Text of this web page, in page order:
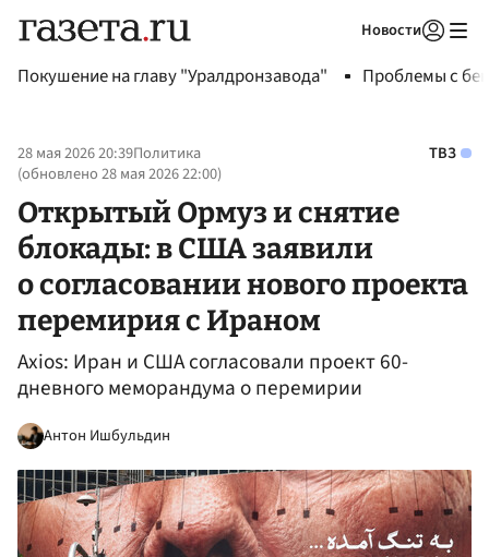
Новости
Покушение на главу "Уралдронзавода" Проблемы с
28 мая 2026 20:39Политика
ТВЗ
(обновлено28 мая 2026 22:00)
Открытый Ормуз и снятие
блокады: в США заявили
о согласовании нового проекта
перемирия с Ираном
Axios: Иран и США согласовали проект 60-
дневного меморандума о перемирии
Антон Ишбульдин